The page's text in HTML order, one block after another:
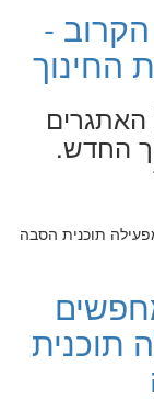
-
החינוך
החדש.
תוכנית